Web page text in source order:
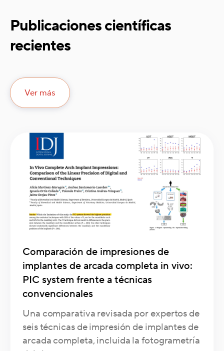
Publicaciones científicas
recientes
Ver más
Comparación de impresiones de
implantes de arcada completa in vivo:
PIC system frente a técnicas
convencionales
Una comparativa revisada por expertos de
seis técnicas de impresión de implantes de
arcada completa, incluida la fotogrametría